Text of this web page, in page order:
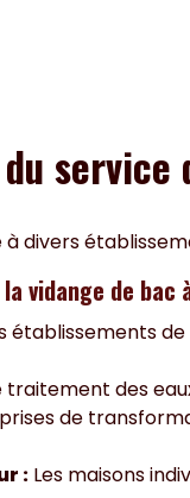
service
divers
vidange de bac
établissements
traitement des
de
: Les maisons